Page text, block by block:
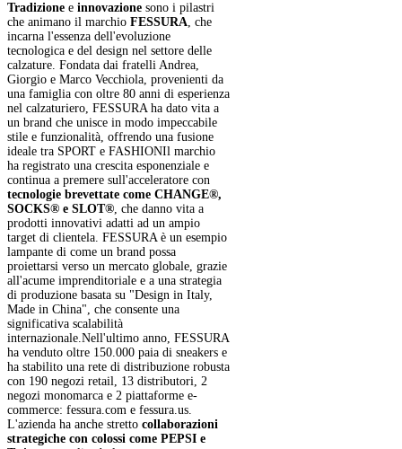
Tradizione e innovazione sono i pilastri
che animano il marchio FESSURA, che
incarna l'essenza dell'evoluzione
tecnologica e del design nel settore delle
calzature. Fondata dai fratelli Andrea,
Giorgio e Marco Vecchiola, provenienti da
una famiglia con oltre 80 anni di esperienza
nel calzaturiero, FESSURA ha dato vita a
un brand che unisce in modo impeccabile
stile e funzionalità, offrendo una fusione
ideale tra SPORT e FASHIONIl marchio
ha registrato una crescita esponenziale e
continua a premere sull'acceleratore con
tecnologie brevettate come CHANGE®,
SOCKS® e SLOT®, che danno vita a
prodotti innovativi adatti ad un ampio
target di clientela. FESSURA è un esempio
lampante di come un brand possa
proiettarsi verso un mercato globale, grazie
all'acume imprenditoriale e a una strategia
di produzione basata su "Design in Italy,
Made in China", che consente una
significativa scalabilità
internazionale.Nell'ultimo anno, FESSURA
ha venduto oltre 150.000 paia di sneakers e
ha stabilito una rete di distribuzione robusta
con 190 negozi retail, 13 distributori, 2
negozi monomarca e 2 piattaforme e-
commerce: fessura.com e fessura.us.
L'azienda ha anche stretto collaborazioni
strategiche con colossi come PEPSI e